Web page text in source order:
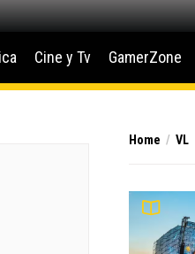
Cine y Tv GamerZone
Home VL